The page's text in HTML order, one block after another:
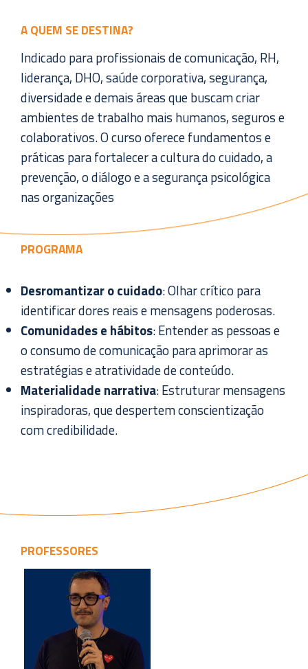
A QUEM SE DESTINA?
Indicado para profissionais de comunicação, RH,
liderança, DHO, saúde corporativa, segurança,
diversidade e demais áreas que buscam criar
ambientes de trabalho mais humanos, seguros e
colaborativos. O curso oferece fundamentos e
práticas para fortalecer a cultura do cuidado, a
prevenção, o diálogo e a segurança psicológica
nas organizações
PROGRAMA
Desromantizar o cuidado: Olhar crítico para
identificar dores reais e mensagens poderosas.
Comunidades e hábitos: Entender as pessoas e
o consumo de comunicação para aprimorar as
estratégias e atratividade de conteúdo.
Materialidade narrativa: Estruturar mensagens
inspiradoras, que despertem conscientização
com credibilidade.
PROFESSORES
Veja o
curriculo